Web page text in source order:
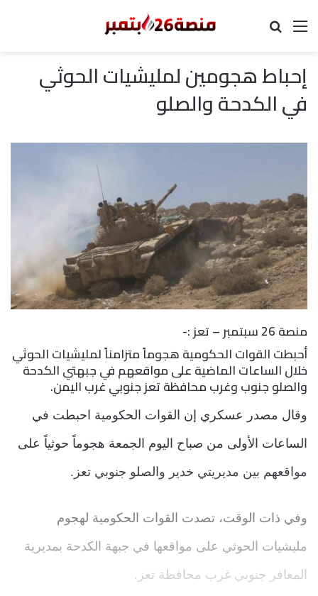
القائمة
إحباط هجومين لمليشيات الحوثي
في الكدحة والصلو
منصة 26 سبتمبر – تعز :-
أحبطت القوات الحكومية هجوماً متزامناً لمليشيات الحوثي
خلال الساعات الماضية على مواقعهم في جبهتي الكدحة
والصلو جنوب وغرب محافظة تعز جنوبي غرب اليمن.
وقال مصدر عسكري إن القوات الحكومية احبطت في
الساعات الأولى من صباح اليوم الجمعة هجوماً حوثياً على
مواقعهم بين مديريتي خدير والصلو جنوبي تعز.
وفي ذات الوقت، تصدت القوات الحكومية لهجوم
مليشيات الحوثي على مواقعها في جبهة الكدحة بمديرية
المعافر جنوبي غرب محافظة تعز.